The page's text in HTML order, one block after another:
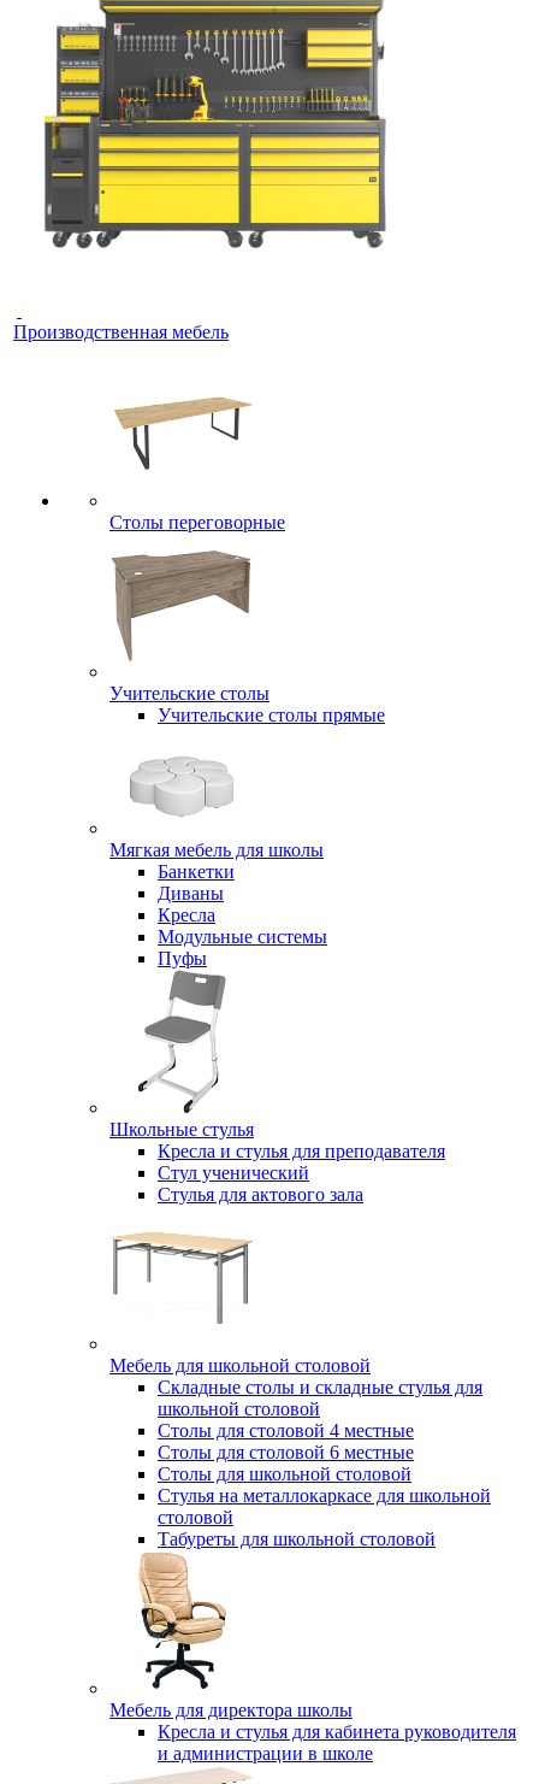
Производственная мебель
Столы переговорные
Учительские столы
Учительские столы прямые
Мягкая мебель для школы
Банкетки
Диваны
Кресла
Модульные системы
Пуфы
Школьные стулья
Кресла и стулья для преподавателя
Стул ученический
Стулья для актового зала
Мебель для школьной столовой
Складные столы и складные стулья для
школьной столовой
Столы для столовой 4 местные
Столы для столовой 6 местные
Столы для школьной столовой
Стулья на металлокаркасе для школьной
столовой
Табуреты для школьной столовой
Мебель для директора школы
Кресла и стулья для кабинета руководителя
и администрации в школе